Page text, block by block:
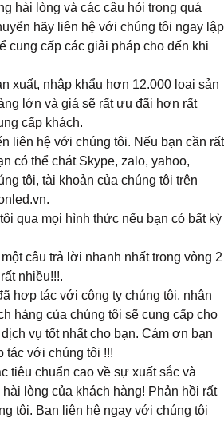
hài lòng và các câu hỏi trong quá
hãy liên hệ với chúng tôi ngay lập
cung cấp các giải pháp cho đến khi
xuất, nhập khẩu hơn 12.000 loại sản
lớn và giá sẽ rất ưu đãi hơn rất
cấp khách.
liên hệ với chúng tôi. Nếu bạn cần rất
có thể chát Skype, zalo, yahoo,
tôi, tài khoản của chúng tôi trên
qua mọi hình thức nếu bạn có bất kỳ
câu trả lời nhanh nhất trong vòng 2
nhiều!!!.
hợp tác với công ty chúng tôi, nhân
hảng của chúng tôi sẽ cung cấp cho
vụ tốt nhất cho bạn. Cảm ơn bạn
tác với chúng tôi !!!
tiêu chuẩn cao về sự xuất sắc và
lòng của khách hàng! Phản hồi rất
tôi. Bạn liên hệ ngay với chúng tôi